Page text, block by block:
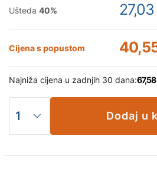
Ušteda 40%
Cijena s popustom
Najniža cijena u zadnjih 30 dana:
Dodaj u